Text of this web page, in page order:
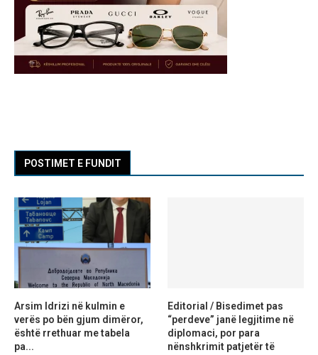
POSTIMET E FUNDIT
Arsim Idrizi në kulmin e
verës po bën gjum dimëror,
është rrethuar me tabela
pa...
Editorial / Bisedimet pas
“perdeve” janë legjitime në
diplomaci, por para
nënshkrimit patjetër të